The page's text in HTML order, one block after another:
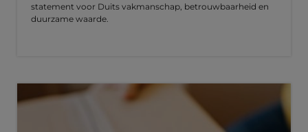
statement voor Duits vakmanschap, betrouwbaarheid en
duurzame waarde.